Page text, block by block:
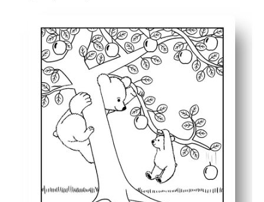
Etkileyici ve sakinleştirici - ekransız bir beyin molası
Yerleşik yaratıcılık - çocuklar, baba, büyükbaba veya
Çok yönlü kullanım - bir karta dönüştürün, bir ilan